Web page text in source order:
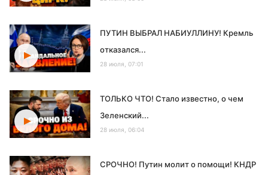
ПУТИН ВЫБРАЛ НАБИУЛЛИНУ! Кремль
отказался...
28 июля, 07:01
ТОЛЬКО ЧТО! Стало известно, о чем
Зеленский...
28 июля, 06:04
СРОЧНО! Путин молит о помощи! КНДР